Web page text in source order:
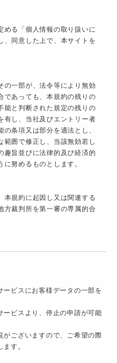
める「個人情報の取り扱いに
、同意した上で、本サイトを
の一部が、法令等により無効
であっても、本規約の残りの
能と判断された規定の残りの
有し、当社及びエントリー者
条項又は部分を適法とし、
範囲で修正し、当該無効若し
趣旨並びに法律的及び経済的
努めるものとします。
本規約に起因し又は関連する
方裁判所を第一審の専属的合
ービスにお客様データの一部を
ービスより、停止の申請が可能
がございますので、ご希望の際
す。